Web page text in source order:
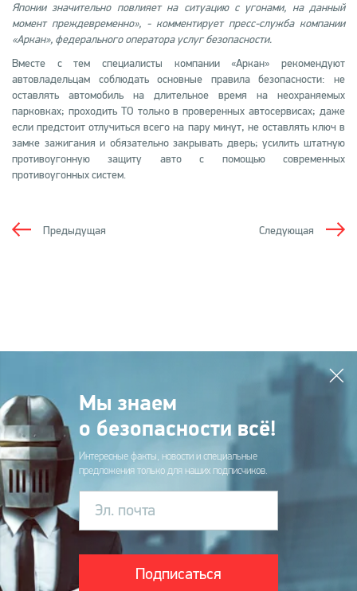
Японии значительно повлияет на ситуацию с угонами, на данный
момент преждевременно», - комментирует пресс-служба компании
«Аркан», федерального оператора услуг безопасности.
Вместе с тем специалисты компании «Аркан» рекомендуют
автовладельцам соблюдать основные правила безопасности: не
оставлять автомобиль на длительное время на неохраняемых
парковках; проходить ТО только в проверенных автосервисах; даже
если предстоит отлучиться всего на пару минут, не оставлять ключ в
замке зажигания и обязательно закрывать дверь; усилить штатную
противоугонную защиту авто с помощью современных
противоугонных систем.
Следующая
Предыдущая
Мы знаем
о безопасности всё!
Интересные факты, новости и специальные
предложения только для наших подписчиков.
Эл. почта
Подписаться